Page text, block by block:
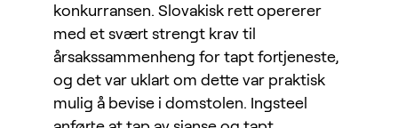
konkurransen. Slovakisk rett opererer
med et svært strengt krav til
årsakssammenheng for tapt fortjeneste,
og det var uklart om dette var praktisk
mulig å bevise i domstolen. Ingsteel